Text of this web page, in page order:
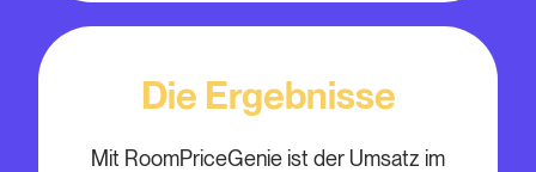
Die Ergebnisse
Mit RoomPriceGenie ist der Umsatz im